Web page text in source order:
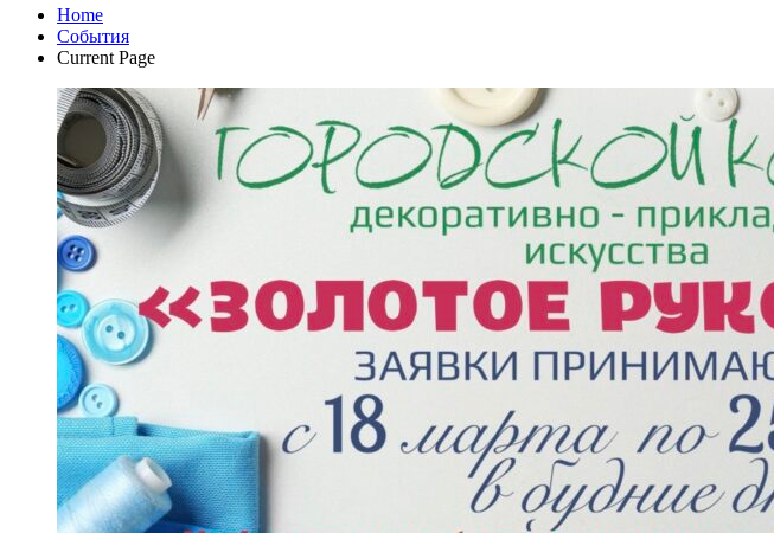
Home
События
Current Page